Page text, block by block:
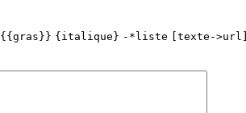
{{gras}} {italique} -*liste [texte->url]